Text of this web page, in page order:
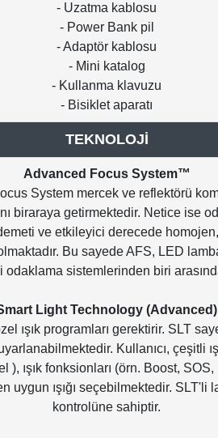
- Uzatma kablosu
- Power Bank pil
- Adaptör kablosu
- Mini katalog
- Kullanma klavuzu
- Bisiklet aparatı
TEKNOLOJİ
Advanced Focus System™
System mercek ve reflektörü
biraraya getirmektedir. Netice ise
ve etkileyici derecede
Bu sayede AFS, LED
odaklama sistemlerinden biri
Light Technology (Advanced)
ışık programları gerektirir. SLT
Kullanıcı, çeşitli
), ışık fonksionları (örn. Boost,
uygun ışığı seçebilmektedir. SLT'li
kontrolüne sahiptir.